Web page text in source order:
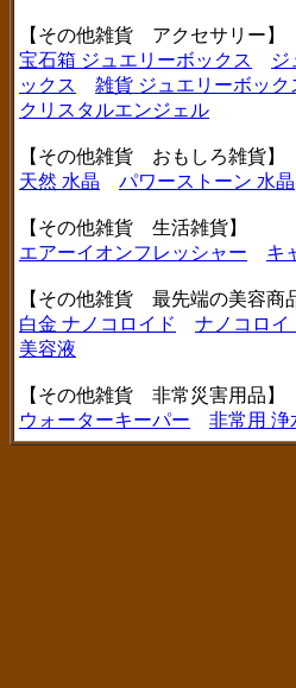
【その他雑貨 アクセサリー】
宝石箱 ジュエリーボックス
ジ
ックス
雑貨 ジュエリーボック
クリスタルエンジェル
【その他雑貨 おもしろ雑貨】
天然 水晶
パワーストーン 水晶
【その他雑貨 生活雑貨】
エアーイオンフレッシャー
キ
【その他雑貨 最先端の美容商
白金 ナノコロイド
ナノコロイ
美容液
【その他雑貨 非常災害用品】
ウォーターキーパー
非常用 浄